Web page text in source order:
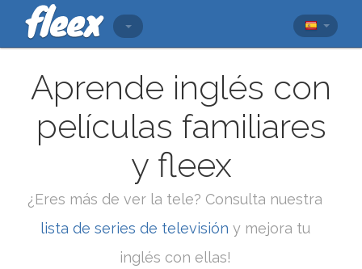
Aprende inglés con
películas familiares
y fleex
¿Eres más de ver la tele? Consulta nuestra
lista de series de televisión y mejora tu
inglés con ellas!